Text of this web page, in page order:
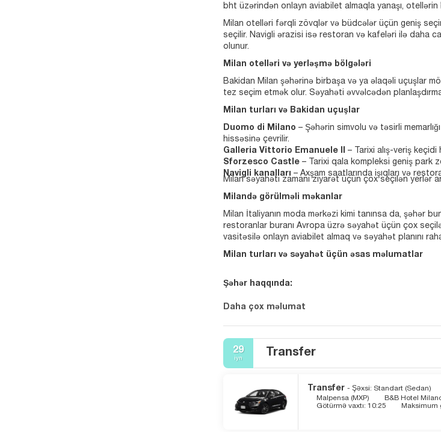
Şəhər haqqında:
Milan turları və səyahət üçün əsas məlumatlar
Milan İtaliyanın moda mərkəzi kimi tanınsa da, şəhər
restoranlar buranı Avropa üzrə səyahət üçün çox
vasitəsilə onlayn aviabilet almaq və səyahət planını
Milandə görülməli məkanlar
Milan səyahəti zamanı ziyarət üçün çox seçilən yerlər
Duomo di Milano – Şəhərin simvolu və təsirli
hissəsinə çevrilir.
Galleria Vittorio Emanuele II – Tarixi alış-veriş
Sforzesco Castle – Tarixi qala kompleksi geniş park
Navigli kanalları – Axşam saatlarında işıqları və
Milan turları və Bakidan uçuşlar
Bakidan Milan şəhərinə birbaşa və ya əlaqəli uçuşlar
tez seçim etmək olur. Səyahəti əvvəlcədən
Milan otelləri və yerləşmə bölgələri
Milan otelləri fərqli zövqlər və büdcələr üçün geniş
seçilir. Navigli ərazisi isə restoran və kafeləri ilə daha
olunur.
bht üzərindən onlayn aviabilet almaqla yanaşı,
Daha çox məlumat
29
iyn Transfer
Transfer - Şəxsi: Standart (Sedan)
Malpensa (MXP)
B&B Hotel
Götürmə vaxtı: 10:25